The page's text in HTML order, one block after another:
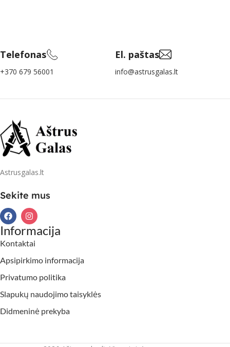
Telefonas
+370 679 56001
El. paštas
info@astrusgalas.lt
Astrusgalas.lt
Sekite mus
Informacija
Kontaktai
Apsipirkimo informacija
Privatumo politika
Slapukų naudojimo taisyklės
Didmeninė prekyba